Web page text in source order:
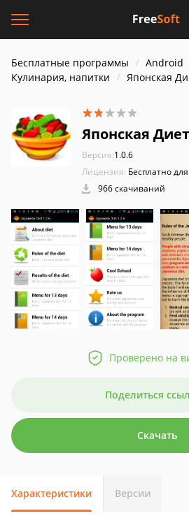
Бесплатные программы Android
Кулинария, напитки
Японская
Японская
Версия:1.0.6
Лицензия: Бесплатно
966 скачиваний
Проверено на
Поделиться
Скачать
Характеристики Версии